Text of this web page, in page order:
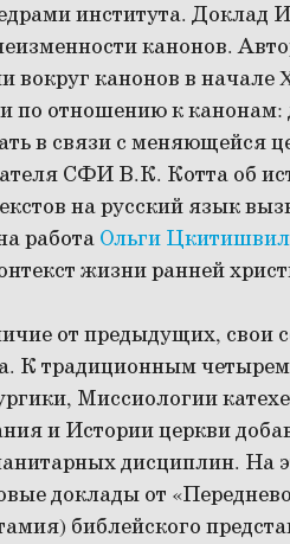
института. Доклад
канонов.
вокруг канонов в
по отношению к канонам:
в связи с меняющейся
СФИ В.К. Котта об
на русский язык
работа Ольги
жизни ранней
от предыдущих, свои
К традиционным
Миссиологии
и Истории церкви
дисциплин. На
доклады от
библейского